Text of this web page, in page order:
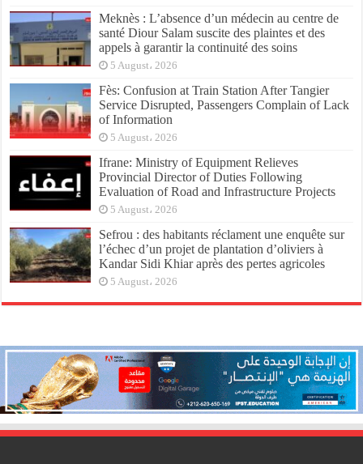
Meknès : L’absence d’un médecin au centre de
santé Diour Salam suscite des plaintes et des
appels à garantir la continuité des soins
5 August، 2026
Fès: Confusion at Train Station After Tangier
Service Disrupted, Passengers Complain of Lack
of Information
5 August، 2026
Ifrane: Ministry of Equipment Relieves
Provincial Director of Duties Following
Evaluation of Road and Infrastructure Projects
5 August، 2026
Sefrou : des habitants réclament une enquête sur
l’échec d’un projet de plantation d’oliviers à
Kandar Sidi Khiar après des pertes agricoles
5 August، 2026